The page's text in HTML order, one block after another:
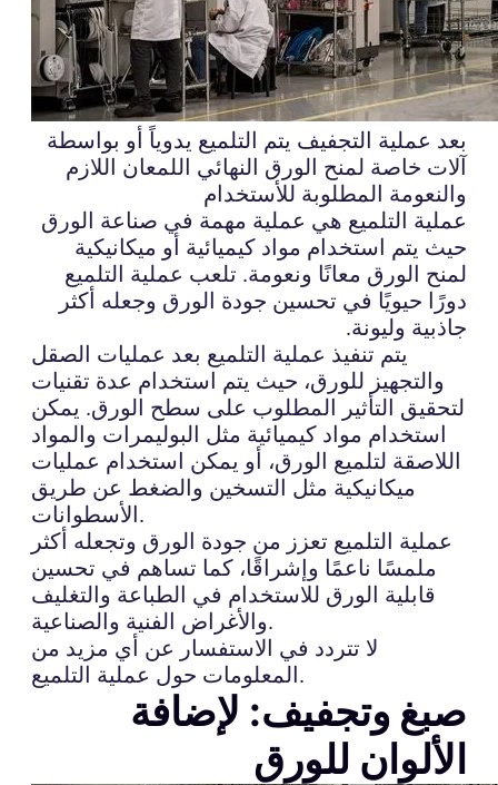
بعد عملية التجفيف يتم التلميع يدوياً أو بواسطة
آلات خاصة لمنح الورق النهائي اللمعان اللازم
والنعومة المطلوبة للأستخدام
عملية التلميع هي عملية مهمة في صناعة الورق
حيث يتم استخدام مواد كيميائية أو ميكانيكية
لمنح الورق معانًا ونعومة. تلعب عملية التلميع
دورًا حيويًا في تحسين جودة الورق وجعله أكثر
جاذبية وليونة.
يتم تنفيذ عملية التلميع بعد عمليات الصقل
والتجهيز للورق، حيث يتم استخدام عدة تقنيات
لتحقيق التأثير المطلوب على سطح الورق. يمكن
استخدام مواد كيميائية مثل البوليمرات والمواد
اللاصقة لتلميع الورق، أو يمكن استخدام عمليات
ميكانيكية مثل التسخين والضغط عن طريق
الأسطوانات.
عملية التلميع تعزز من جودة الورق وتجعله أكثر
ملمسًا ناعمًا وإشراقًا، كما تساهم في تحسين
قابلية الورق للاستخدام في الطباعة والتغليف
والأغراض الفنية والصناعية.
لا تتردد في الاستفسار عن أي مزيد من
المعلومات حول عملية التلميع.
صبغ وتجفيف: لإضافة
الألوان للورق